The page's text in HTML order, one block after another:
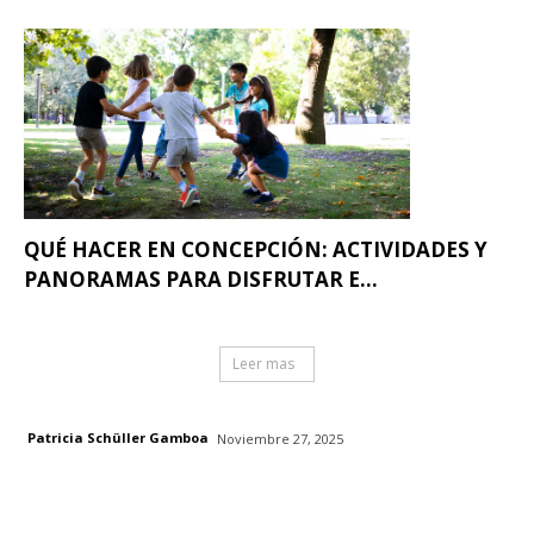
QUÉ HACER EN CONCEPCIÓN: ACTIVIDADES Y
PANORAMAS PARA DISFRUTAR E...
Leer mas
Patricia Schüller Gamboa Noviembre 27, 2025